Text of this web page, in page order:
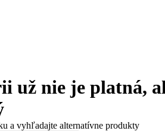
už nie je platná,
a vyhľadajte alternatívne produkty